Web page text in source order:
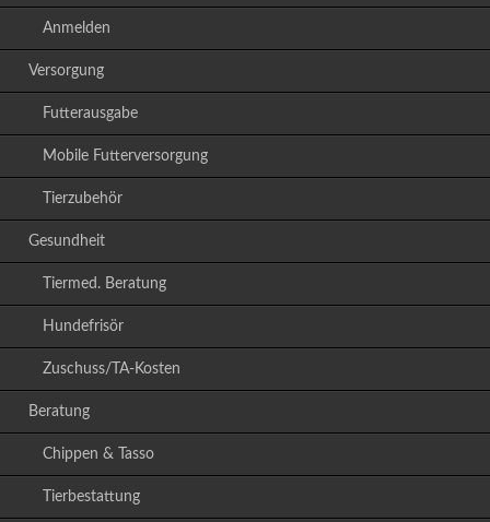
Anmelden
Versorgung
Futterausgabe
Mobile Futterversorgung
Tierzubehör
Gesundheit
Tiermed. Beratung
Hundefrisör
Zuschuss/TA-Kosten
Beratung
Chippen & Tasso
Tierbestattung